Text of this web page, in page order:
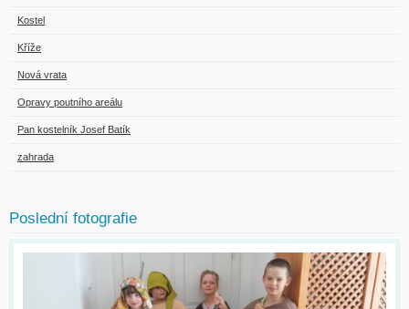
Kostel
Kříže
Nová vrata
Opravy poutního areálu
Pan kostelník Josef Batík
zahrada
Poslední fotografie